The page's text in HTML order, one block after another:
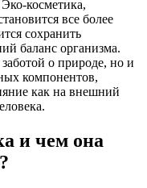
косметика,
все более
сохранить
баланс организма.
о природе, но и
компонентов,
как на внешний
и чем она